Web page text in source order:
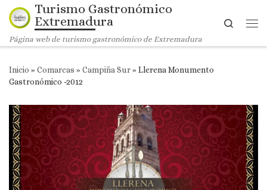
Saltar al contenido
Turismo Gastronómico
Extremadura
Página web de turismo gastronómico de Extremadura
Search
Inicio » Comarcas » Campiña Sur» Llerena Monumento
Gastronómico -2012